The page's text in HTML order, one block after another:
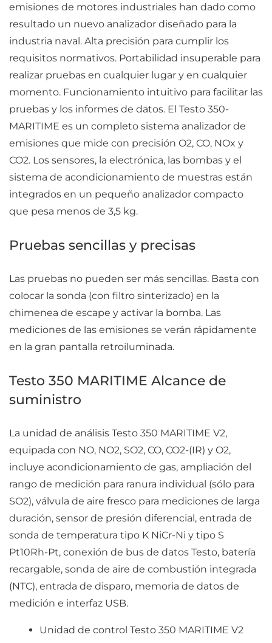
emisiones de motores industriales han dado como
resultado un nuevo analizador diseñado para la
industria naval. Alta precisión para cumplir los
requisitos normativos. Portabilidad insuperable para
realizar pruebas en cualquier lugar y en cualquier
momento. Funcionamiento intuitivo para facilitar las
pruebas y los informes de datos. El Testo 350-
MARITIME es un completo sistema analizador de
emisiones que mide con precisión O2, CO, NOx y
CO2. Los sensores, la electrónica, las bombas y el
sistema de acondicionamiento de muestras están
integrados en un pequeño analizador compacto
que pesa menos de 3,5 kg.
Pruebas sencillas y precisas
Las pruebas no pueden ser más sencillas. Basta con
colocar la sonda (con filtro sinterizado) en la
chimenea de escape y activar la bomba. Las
mediciones de las emisiones se verán rápidamente
en la gran pantalla retroiluminada.
Testo 350 MARITIME Alcance de
suministro
La unidad de análisis Testo 350 MARITIME V2,
equipada con NO, NO2, SO2, CO, CO2-(IR) y O2,
incluye acondicionamiento de gas, ampliación del
rango de medición para ranura individual (sólo para
SO2), válvula de aire fresco para mediciones de larga
duración, sensor de presión diferencial, entrada de
sonda de temperatura tipo K NiCr-Ni y tipo S
Pt10Rh-Pt, conexión de bus de datos Testo, batería
recargable, sonda de aire de combustión integrada
(NTC), entrada de disparo, memoria de datos de
medición e interfaz USB.
Unidad de control Testo 350 MARITIME V2